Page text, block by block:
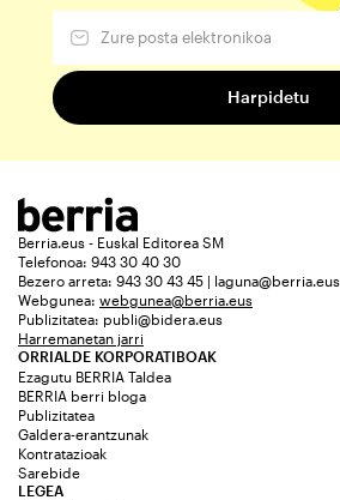
Berria.eus - Euskal Editorea SM
Telefonoa: 943 30 40 30
Bezero arreta: 943 30 43 45 | laguna@berria.eus
Webgunea: webgunea@berria.eus
Publizitatea: publi@bidera.eus
Harremanetan jarri
ORRIALDE KORPORATIBOAK
Ezagutu BERRIA Taldea
BERRIA berri bloga
Publizitatea
Galdera-erantzunak
Kontratazioak
Sarebide
LEGEA